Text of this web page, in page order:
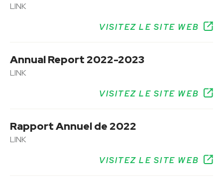
LINK
VISITEZ LE SITE WEB
Annual Report 2022-2023
LINK
VISITEZ LE SITE WEB
Rapport Annuel de 2022
LINK
VISITEZ LE SITE WEB